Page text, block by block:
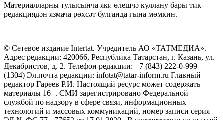
Материалларны тулысынча яки өлешчә куллану бары тик
редакциядән язмача рөхсәт булганда гына мөмкин.
© Сетевое издание Intertat. Учредитель АО «ТАТМЕДИА».
Адрес редакции: 420066, Республика Татарстан, г. Казань, ул.
Декабристов, д. 2. Телефон редакции: +7 (843) 222-0-999
(1304) Эл.почта редакции: infotat@tatar-inform.ru Главный
редактор Гареев Р.И. Настоящий ресурс может содержать
материалы 16+. СМИ зарегистрировано Федеральной
службой по надзору в сфере связи, информационных
технологий и массовых коммуникаций, номер записи серия